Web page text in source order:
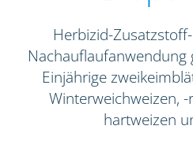
Herbizid-
Nachauflaufanwendung
Einjährige
Winterweichweizen,
hartweizen